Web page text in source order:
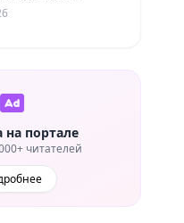
под Волгоградом
на портале
читателей